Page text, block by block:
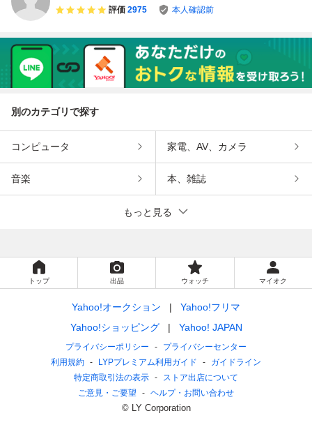
評価 2975 本人確認前
別のカテゴリで探す
コンピュータ 家電、AV、カメラ
音楽 本、雑誌
もっと見る
トップ 出品 ウォッチ マイオク
Yahoo!オークション
Yahoo!フリマ
Yahoo!ショッピング
Yahoo! JAPAN
プライバシーポリシー
プライバシーセンター
利用規約
LYPプレミアム利用ガイド
ガイドライン
特定商取引法の表示
ストア出店について
ご意見・ご要望
ヘルプ・お問い合わせ
© LY Corporation